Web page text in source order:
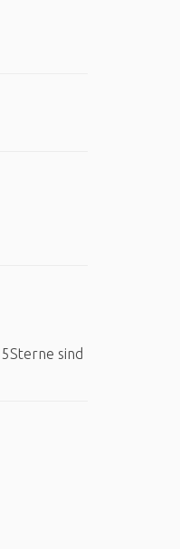
sind